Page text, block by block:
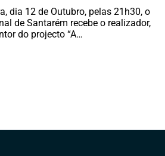
dia 12 de Outubro, pelas 21h30, o
de Santarém recebe o realizador,
do projecto “A…